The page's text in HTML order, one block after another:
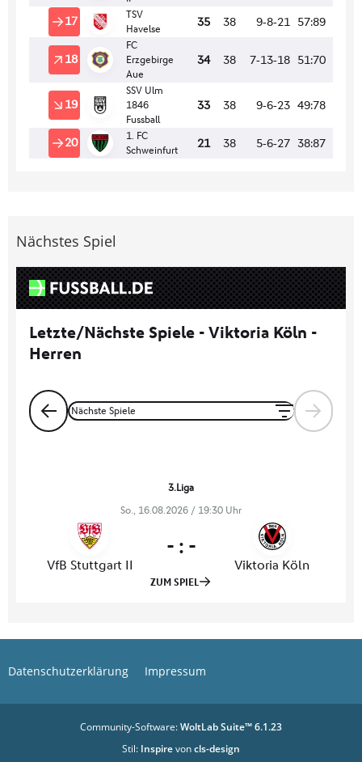
Nächstes Spiel
Datenschutzerklärung Impressum
Community-Software:WoltLab Suite™ 6.1.23
Stil: Inspirevoncls-design